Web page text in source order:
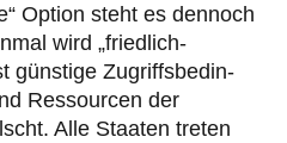
Option steht es dennoch
wird „friedlich-
günstige Zugriffsbe­din­
Ressourcen der
Alle Staaten treten